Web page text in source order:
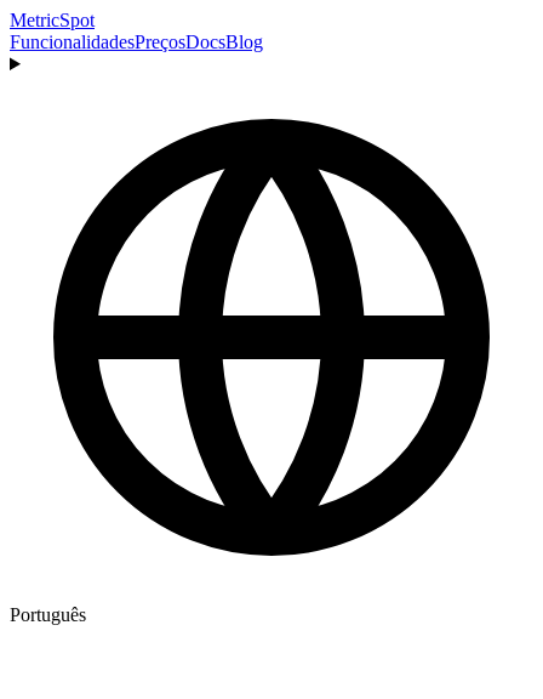
MetricSpot
FuncionalidadesPreçosDocsBlog
Português